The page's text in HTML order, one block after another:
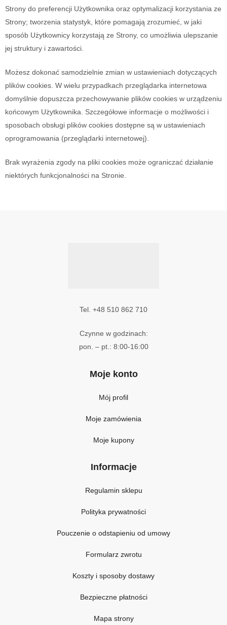
Strony do preferencji Użytkownika oraz optymalizacji korzystania ze
Strony; tworzenia statystyk, które pomagają zrozumieć, w jaki
sposób Użytkownicy korzystają ze Strony, co umożliwia ulepszanie
jej struktury i zawartości.
Możesz dokonać samodzielnie zmian w ustawieniach dotyczących
plików cookies. W wielu przypadkach przeglądarka internetowa
domyślnie dopuszcza przechowywanie plików cookies w urządzeniu
końcowym Użytkownika. Szczegółowe informacje o możliwości i
sposobach obsługi plików cookies dostępne są w ustawieniach
oprogramowania (przeglądarki internetowej).
Brak wyrażenia zgody na pliki cookies może ograniczać działanie
niektórych funkcjonalności na Stronie.
Tel. +48 510 862 710
Czynne w godzinach:
pon. – pt.: 8:00-16:00
Moje konto
Mój profil
Moje zamówienia
Moje kupony
Informacje
Regulamin sklepu
Polityka prywatności
Pouczenie o odstapieniu od umowy
Formularz zwrotu
Koszty i sposoby dostawy
Bezpieczne płatności
Mapa strony